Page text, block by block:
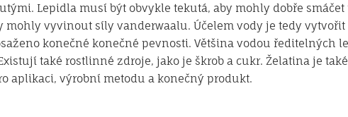
Lepidla musí být obvykle tekutá, aby mohly dobře
vyvinout síly vanderwaalu. Účelem vody je tedy
konečné konečné pevnosti. Většina vodou ředitelných
Existují také rostlinné zdroje, jako je škrob a cukr. Želatina je
aplikaci, výrobní metodu a konečný produkt.